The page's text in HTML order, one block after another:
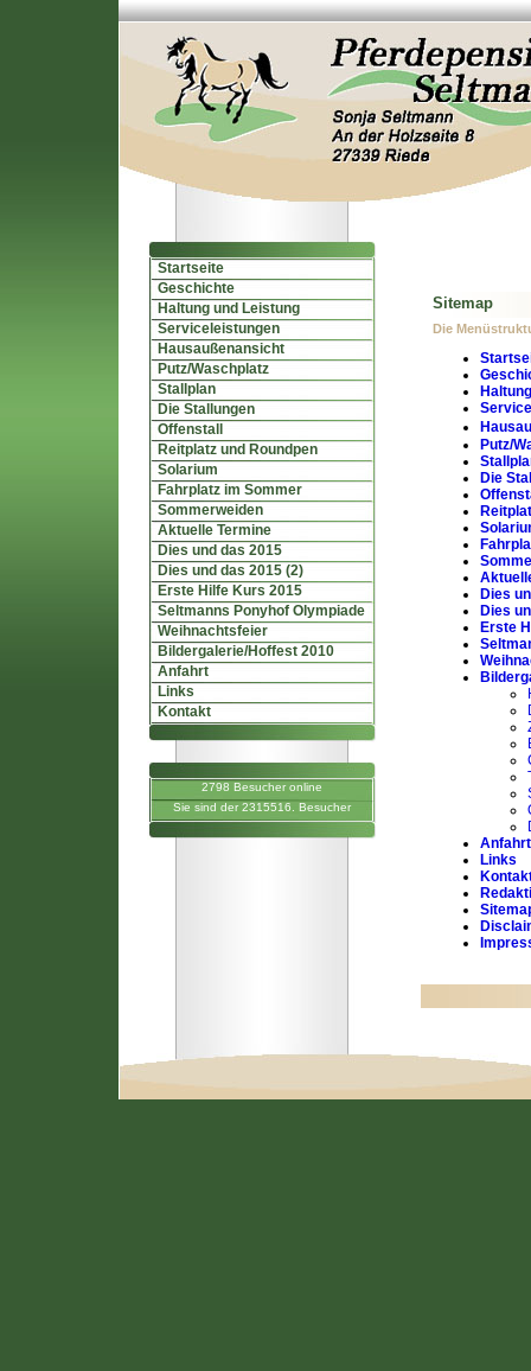
Startseite
Geschichte
Haltung und Leistung
Serviceleistungen
Hausaußenansicht
Putz/Waschplatz
Stallplan
Die Stallungen
Offenstall
Reitplatz und Roundpen
Solarium
Fahrplatz im Sommer
Sommerweiden
Aktuelle Termine
Dies und das 2015
Dies und das 2015 (2)
Erste Hilfe Kurs 2015
Seltmanns Ponyhof Olympiade
Weihnachtsfeier
Bildergalerie/Hoffest 2010
Anfahrt
Links
Kontakt
2798 Besucher online
Sie sind der 2315516. Besucher
Sitemap
Die
Putz/
Die
Dies
Dies
Erste
Anfahrt
Links